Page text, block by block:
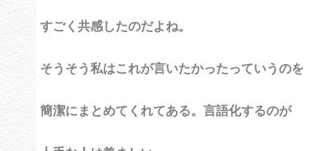
すごく共感したのだよね。
そうそう私はこれが言いたかったっていうのを
簡潔にまとめてくれてある。言語化するのが